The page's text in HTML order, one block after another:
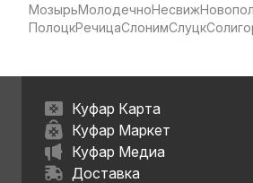
МозырьМолодечноНесвиж
ПолоцкРечицаСлонимСлуцк
Куфар Карта
Куфар Маркет
Куфар Медиа
Доставка